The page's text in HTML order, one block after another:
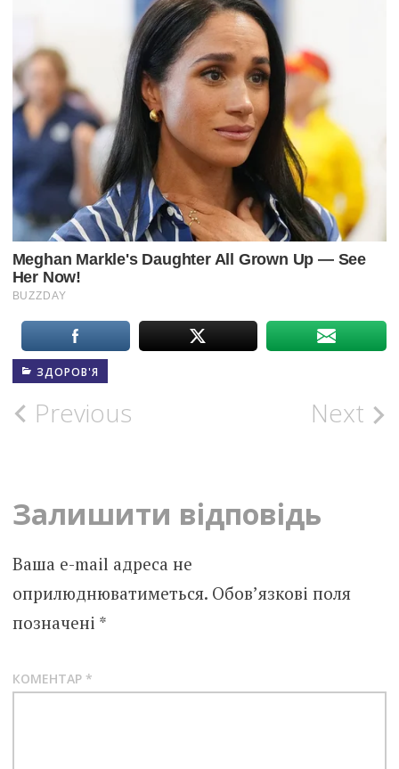
ЗДОРОВ'Я
Post
Previous Next
Залишити відповідь
Ваша e-mail адреса не
оприлюднюватиметься. Обов’язкові поля
позначені *
КОМЕНТАР *